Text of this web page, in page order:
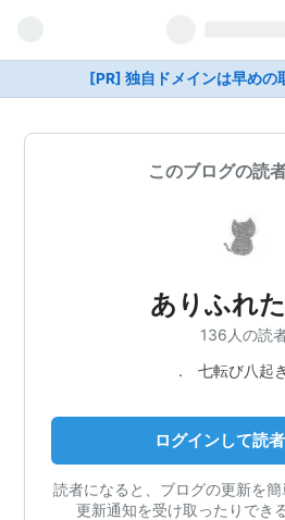
[PR] 独自ドメインは早めの
このブログの読
ありふれ
136人の読
. 七転び八起
ログインして読
読者になると、ブログの更新を簡
更新通知を受け取ったりでき